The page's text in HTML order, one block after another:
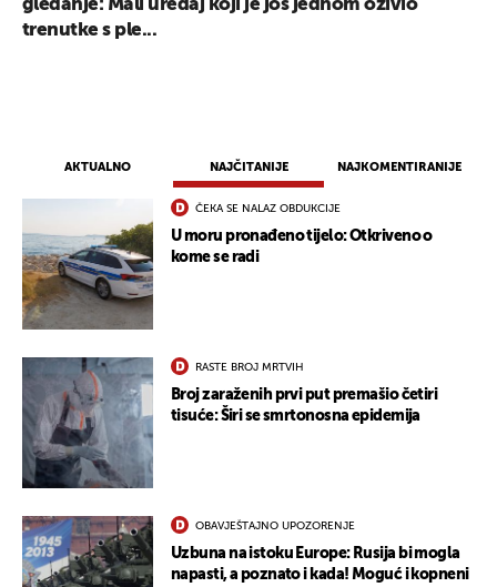
AKTUALNO NAJČITANIJE NAJKOMENTIRANIJE
ČEKA SE NALAZ OBDUKCIJE
U moru pronađeno tijelo: Otkriveno o
kome se radi
RASTE BROJ MRTVIH
Broj zaraženih prvi put premašio četiri
tisuće: Širi se smrtonosna epidemija
OBAVJEŠTAJNO UPOZORENJE
Uzbuna na istoku Europe: Rusija bi mogla
napasti, a poznato i kada! Moguć i kopneni
gledanje: Mali uređaj koji je još jednom oživio
trenutke s ple...
UKLJUČITE NOTIFIKACIJE